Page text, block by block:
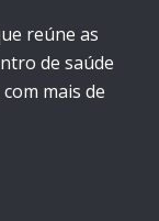
reúne as
de saúde
mais de